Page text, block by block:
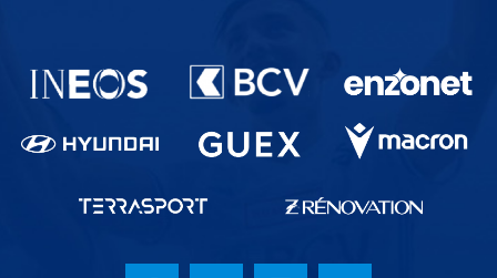
Partenaires du lausanne-Sport